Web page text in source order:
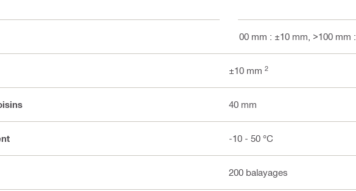
<100 mm : ±10 mm, >100 mm
±10 mm 2
40 mm
-10 - 50 °C
200 balayages